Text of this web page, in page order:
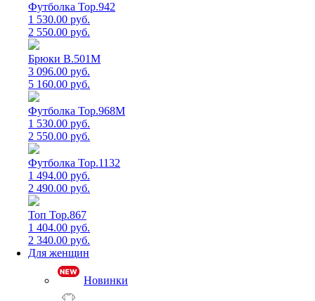
Футболка Top.942
1 530.00 руб.
2 550.00 руб.
Брюки B.501M
3 096.00 руб.
5 160.00 руб.
Футболка Top.968M
1 530.00 руб.
2 550.00 руб.
Футболка Top.1132
1 494.00 руб.
2 490.00 руб.
Топ Top.867
1 404.00 руб.
2 340.00 руб.
Для женщин
Новинки